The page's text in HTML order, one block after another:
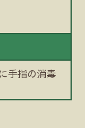
手指の消毒